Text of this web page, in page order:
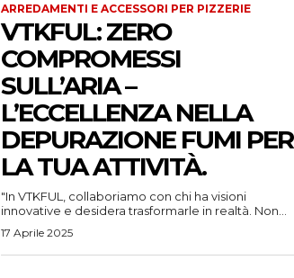
ARREDAMENTI E ACCESSORI PER PIZZERIE
VTKFUL: ZERO
COMPROMESSI
SULL’ARIA –
L’ECCELLENZA NELLA
DEPURAZIONE FUMI PER
LA TUA ATTIVITÀ.
"In VTKFUL, collaboriamo con chi ha visioni
innovative e desidera trasformarle in realtà. Non...
17 Aprile 2025